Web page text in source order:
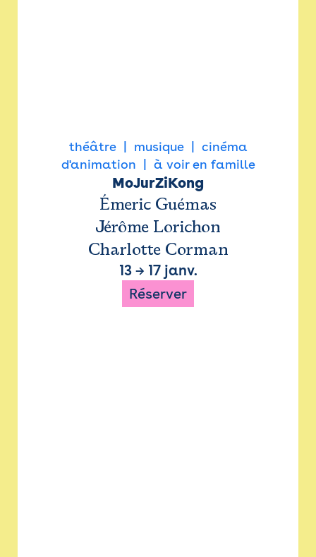
théâtre musique
cinéma
d'animation
à voir en famille
MoJurZiKong
Émeric Guémas
Jérôme Lorichon
Charlotte Corman
13→ 17 janv.
Réserver